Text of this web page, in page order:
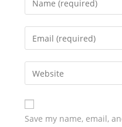
Save my name, email,